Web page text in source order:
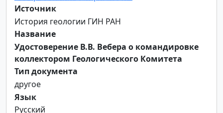
Источник
История геологии ГИН РАН
Название
Удостоверение В.В. Вебера о командировке
коллектором Геологического Комитета
Тип документа
другое
Язык
Русский